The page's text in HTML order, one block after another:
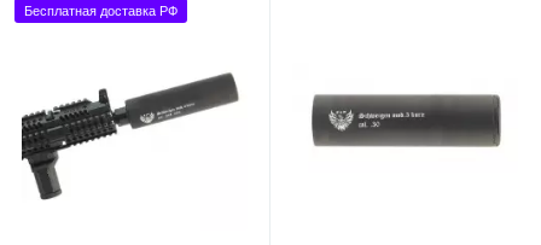
Бесплатная доставка РФ